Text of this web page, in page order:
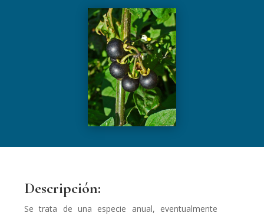
Descripción:
Se trata de una especie anual, eventualmente